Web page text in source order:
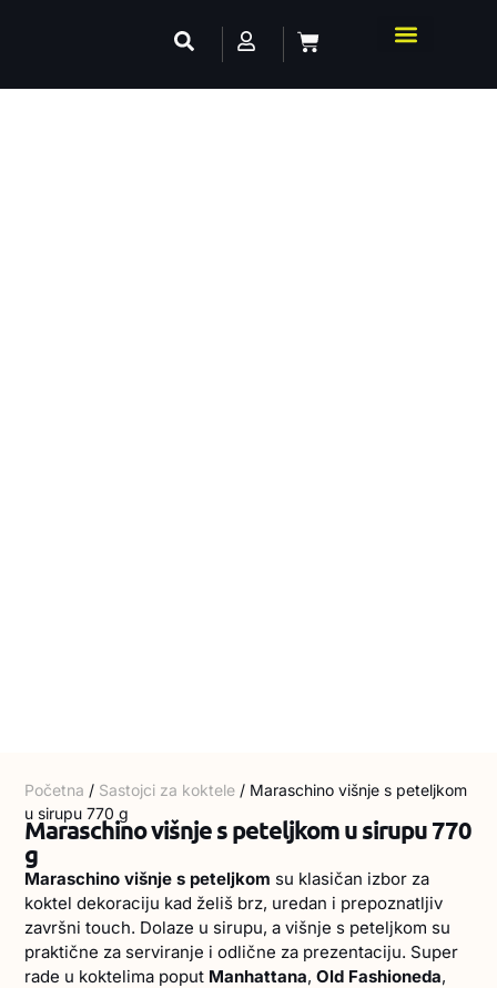
Početna / Sastojci za koktele / Maraschino višnje s peteljkom
u sirupu 770 g
Maraschino višnje s peteljkom u sirupu 770
g
Maraschino višnje s peteljkom su klasičan izbor za
koktel dekoraciju kad želiš brz, uredan i prepoznatljiv
završni touch. Dolaze u sirupu, a višnje s peteljkom su
praktične za serviranje i odlične za prezentaciju. Super
rade u koktelima poput Manhattana,Old Fashioneda,